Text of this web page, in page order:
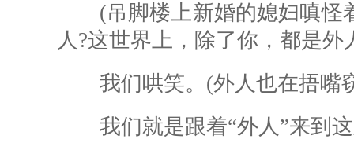
(吊脚楼上新婚的媳妇嗔怪
人?这世界上，除了你，都是外
我们哄笑。(外人也在捂嘴
我们就是跟着“外人”来到这